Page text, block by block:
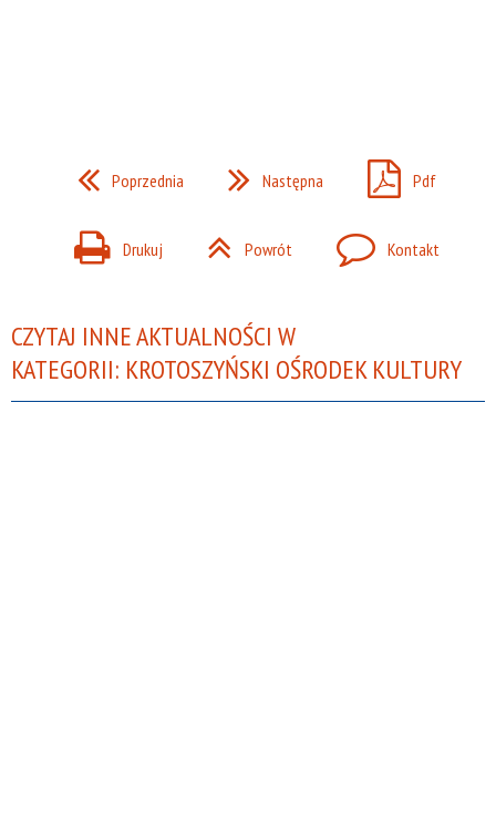
Poprzednia Następna Pdf
Drukuj Powrót Kontakt
CZYTAJ INNE AKTUALNOŚCI W
KATEGORII: KROTOSZYŃSKI OŚRODEK KULTURY